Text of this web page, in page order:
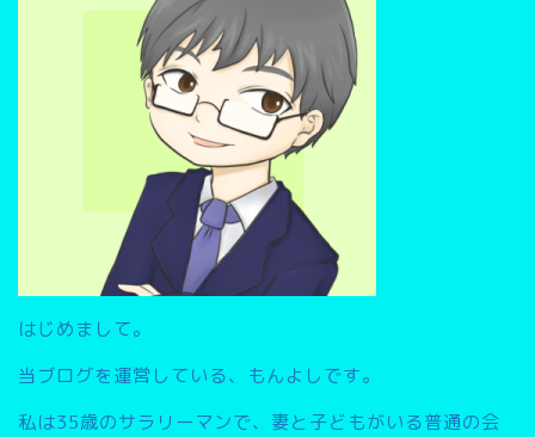
はじめまして。
当ブログを運営している、もんよしです。
私は35歳のサラリーマンで、妻と子どもがいる普通の会